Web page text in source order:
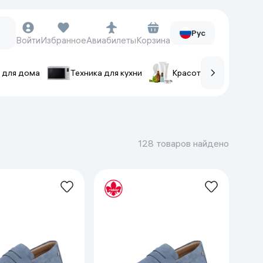
Ремешки для часов
Фотоаппараты
Экшен-камеры
ВойтиИзбранноеАвиабилетыКорзина
Рус
для дома Техника для кухни Красота и уход
128 товаров найдено